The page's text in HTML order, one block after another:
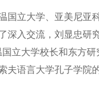
立大学、亚美尼亚
入交流，刘显忠研
立大学校长和东方
夫语言大学孔子学院